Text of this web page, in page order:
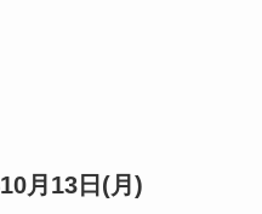
月13日(月)